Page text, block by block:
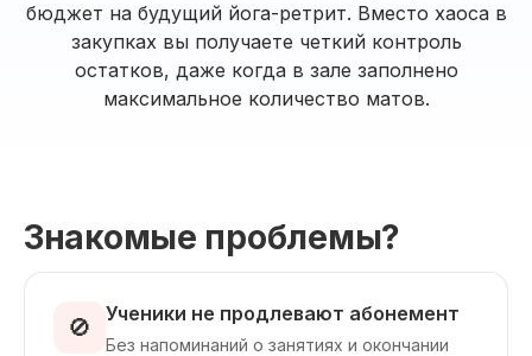
бюджет на будущий йога-ретрит. Вместо хаоса в
закупках вы получаете четкий контроль
остатков, даже когда в зале заполнено
максимальное количество матов.
Знакомые проблемы?
🚫 Ученики не продлевают абонемент
Без напоминаний о занятиях и окончании